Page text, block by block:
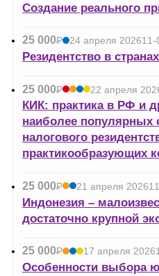
Создание реального
25 000Р
УБ.
24 апреля 2026
Резидентство в
25 000Р
УБ.
22 апреля
КИК: практика в РФ и
наиболее популярных
налогового
практикообразующих
25 000Р
УБ.
21 апреля 2026
Индонезия –
достаточно крупной
25 000Р
УБ.
17 апреля 2026
Особенности выбора